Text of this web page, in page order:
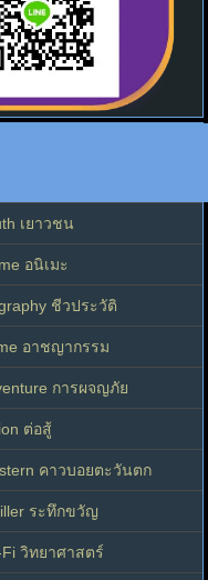
เยาวชน
อนิเมะ
ชีวประวัติ
อาชญากรรม
การผจญภัย
ต่อสู้
คาวบอยตะวันตก
ระทึกขวัญ
Fi วิทยาศาสตร์